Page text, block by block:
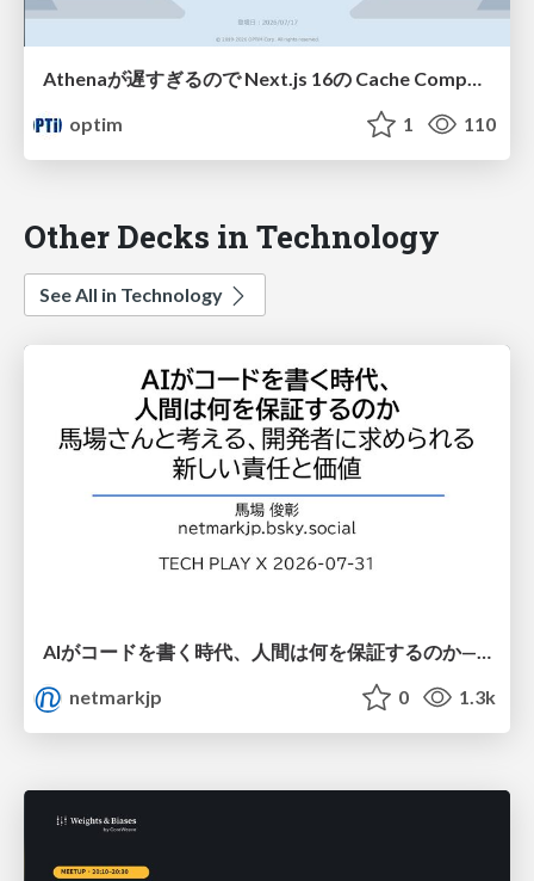
Athenaが遅すぎるので Next.js 16の Cache Componentsで倒してみた
optim
1 110
Other Decks in Technology
See All in Technology
netmarkjp
0 1.3k